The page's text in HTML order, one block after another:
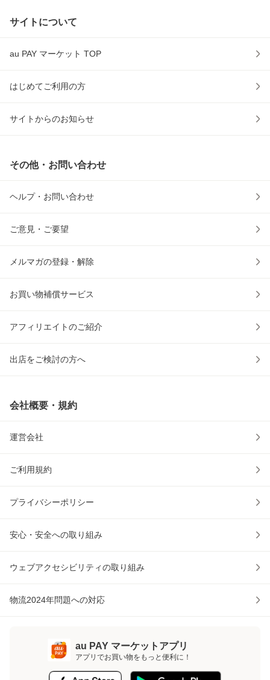
サイトについて
au PAY マーケット TOP
はじめてご利用の方
サイトからのお知らせ
その他・お問い合わせ
ヘルプ・お問い合わせ
ご意見・ご要望
メルマガの登録・解除
お買い物補償サービス
アフィリエイトのご紹介
出店をご検討の方へ
会社概要・規約
運営会社
ご利用規約
プライバシーポリシー
安心・安全への取り組み
ウェブアクセシビリティの取り組み
物流2024年問題への対応
au PAY マーケットアプリ
アプリでお買い物をもっと便利に！